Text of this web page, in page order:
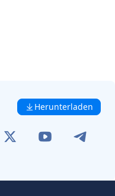
Herunterladen